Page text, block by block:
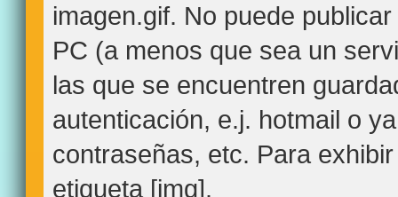
imagen.gif. No puede
PC (a menos que sea un
las que se encuentren
autenticación, e.j. hotmail o
contraseñas, etc. Para
etiqueta [img].